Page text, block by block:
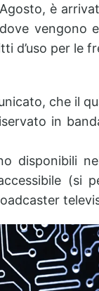
è
vengono
d’uso per le
che il
in
disponibili
(si